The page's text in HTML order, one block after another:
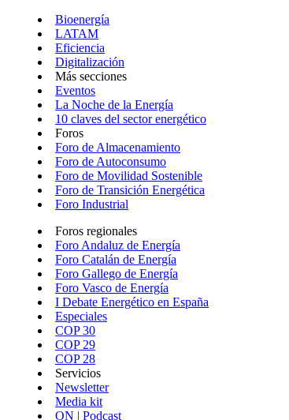
Bioenergía
LATAM
Eficiencia
Digitalización
Más secciones
Eventos
La Noche de la Energía
10 claves del sector energético
Foros
Foro de Almacenamiento
Foro de Autoconsumo
Foro de Movilidad Sostenible
Foro de Transición Energética
Foro Industrial
Foros regionales
Foro Andaluz de Energía
Foro Catalán de Energía
Foro Gallego de Energía
Foro Vasco de Energía
I Debate Energético en España
Especiales
COP 30
COP 29
COP 28
Servicios
Newsletter
Media kit
ON | Podcast